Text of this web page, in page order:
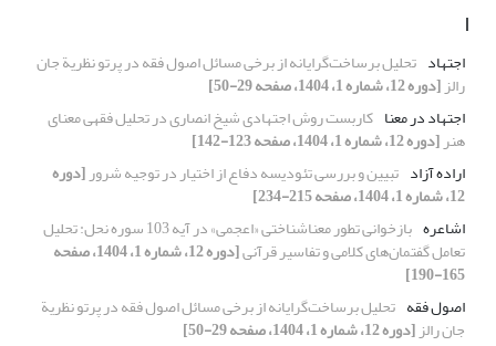
ا
اجتهاد تحلیل برساخت‌گرایانه از برخی مسائل اصول فقه در پرتو نظریة جان
رالز[دوره 12، شماره 1، 1404، صفحه 29-50]
اجتهاد در معنا کاربست روش اجتهادی شیخ انصاری در تحلیل فقهی معنای
هنر[دوره 12، شماره 1، 1404، صفحه 123-142]
اراده آزاد تبیین و بررسی تئودیسه‌ دفاع از اختیار در توجیه شرور[دوره
12، شماره 1، 1404، صفحه 215-234]
اشاعره
بازخوانی تطور معناشناختی «اعجمی» در آیه 103 سوره نحل: تحلیل
تعامل گفتمان‌های کلامی و تفاسیر قرآنی [دوره 12، شماره 1، 1404، صفحه
165-190]
اصول فقه تحلیل برساخت‌گرایانه از برخی مسائل اصول فقه در پرتو نظریة
جان رالز[دوره 12، شماره 1، 1404، صفحه 29-50]